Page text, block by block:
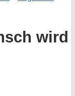
wird